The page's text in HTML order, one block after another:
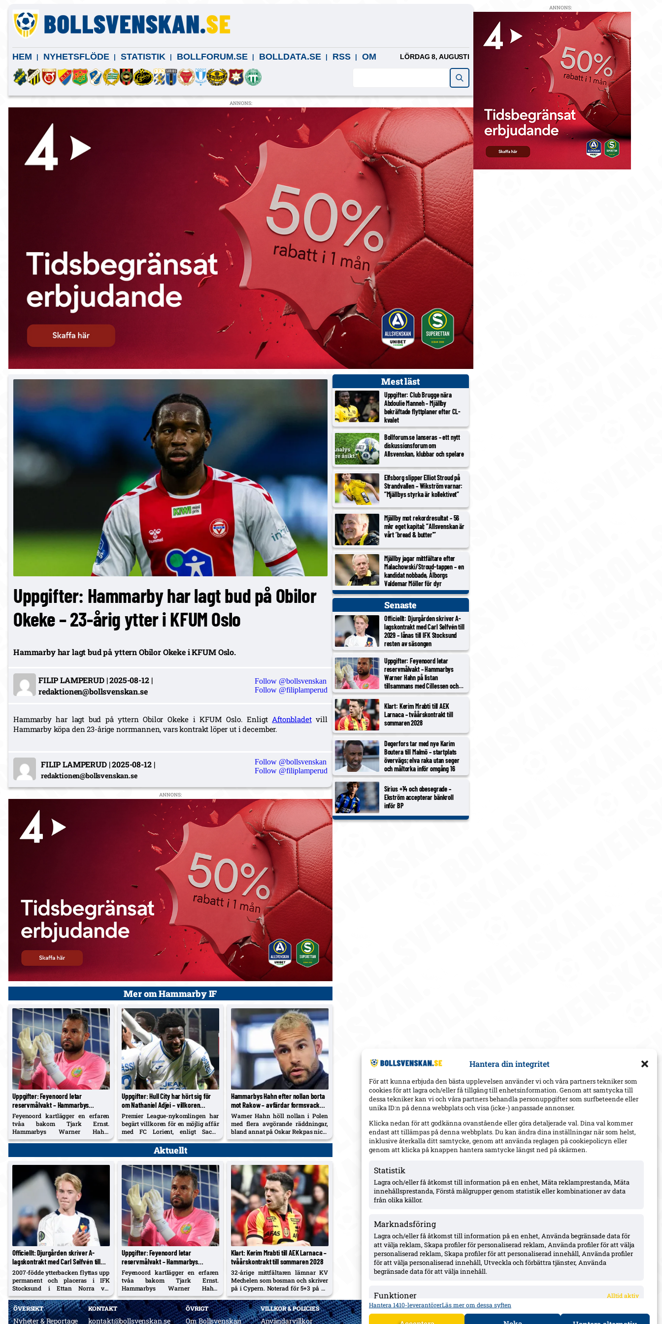
Hantera din integritet
För att kunna erbjuda den bästa upplevelsen använder vi och våra partners tekniker som
cookies för att lagra och/eller få tillgång till enhetsinformation. Genom att samtycka till
dessa tekniker kan vi och våra partners behandla personuppgifter som surfbeteende eller
unika ID:n på denna webbplats och visa (icke-) anpassade annonser.
Klicka nedan för att godkänna ovanstående eller göra detaljerade val. Dina val kommer
endast att tillämpas på denna webbplats. Du kan ändra dina inställningar när som helst,
inklusive återkalla ditt samtycke, genom att använda reglagen på cookiepolicyn eller
genom att klicka på knappen hantera samtycke längst ned på skärmen.
Statistik
Lagra och/eller få åtkomst till information på en enhet, Mäta reklamprestanda, Mäta
innehållsprestanda, Förstå målgrupper genom statistik eller kombinationer av data
från olika källor.
Marknadsföring
Lagra och/eller få åtkomst till information på en enhet, Använda begränsade data för
att välja reklam, Skapa profiler för personaliserad reklam, Använda profiler för att välja
personaliserad reklam, Skapa profiler för att personaliserad innehåll, Använda profiler
för att välja personaliserad innehåll, Utveckla och förbättra tjänster, Använda
begränsade data för att välja innehåll.
Funktioner Alltid aktiv
Matchar och kombinerar data från andra datakällor, Länka olika enheter,
Identifierar enheter baserat på information som överförs automatiskt.
Hantera 1410-leverantörerLäs mer om dessa syften
HEM NYHETSFLÖDE STATISTIK BOLLFORUM.SE BOLLDATA.SE RSS OM LÖRDAG 8, AUGUSTI
ANNONS:
Uppgifter: Hammarby har lagt bud på Obilor
Okeke – 23-årig ytter i KFUM Oslo
Hammarby har lagt bud på yttern Obilor Okeke i KFUM Oslo.
FILIP LAMPERUD|2025-08-12|
redaktionen@bollsvenskan.se
Follow @bollsvenskan
Follow @filiplamperud
Hammarby har lagt bud på yttern Obilor Okeke i KFUM Oslo. Enligt Aftonbladetvill
Hammarby köpa den 23-årige norrmannen, vars kontrakt löper ut i december.
FILIP LAMPERUD|2025-08-12|
redaktionen@bollsvenskan.se
Follow @bollsvenskan
Follow @filiplamperud
ANNONS:
Mer om Hammarby IF
Uppgifter: Feyenoord letar
reservmålvakt – Hammarbys
Warner Hahn på listan tillsammans
med Cillessen och Matheus
Feyenoord kartlägger en erfaren
tvåa bakom Tjark Ernst.
Hammarbys Warner Hahn,
kontrakterad ett år till, nämns
Uppgifter: Hull City har hört sig för
om Nathaniel Adjei – villkoren
begärda, tidigt skede
Premier League-nykomlingen har
begärt villkoren för en möjlig affär
med FC Lorient, enligt Sacha
Tavolieri. Adjei, 23, lämnade
Hammarby för Lorient och har
kontrakt till sommaren 2028.
Hammarbys Hahn efter nollan borta
mot Rakow – avfärdar formsvacka,
retur 13 augusti
Warner Hahn höll nollan i Polen
med flera avgörande räddningar,
bland annat på Oskar Rekpas nick.
Efter kritik i Allsvenskan slår han
Žalgiris/Hajduk...
Aktuellt
Officiellt: Djurgården skriver A-
lagskontrakt med Carl Selfvén till
2029 – lånas till IFK Stocksund
resten av säsongen
2007-födde ytterbacken flyttas upp
permanent och placeras i IFK
Stocksund i Ettan Norra via
samarbetsavtal med återkallelse.
A-lagsdebut på Stamford Bridge;
allsvensk debut som inhopp
hemma mot Brommapojkarna i år.
Uppgifter: Feyenoord letar
reservmålvakt – Hammarbys
Warner Hahn på listan tillsammans
med Cillessen och Matheus
Feyenoord kartlägger en erfaren
tvåa bakom Tjark Ernst.
Hammarbys Warner Hahn,
kontrakterad ett år till, nämns
bredvid kontraktslöse Jasper
Cillessen och Red Stars Matheus,
enligt nederländska uppgifter.
Klart: Kerim Mrabti till AEK Larnaca –
tvåårskontrakt till sommaren 2028
32-årige mittfältaren lämnar KV
Mechelen som bosman och skriver
på i Cypern. Noterad för 5+3 på 33
ligamatcher 2025/26.
Mest läst
Uppgifter: Club Brugge nära
Abdoulie Manneh – Mjällby
bekräftade flyttplaner efter CL-
kvalet
Bollforum.se lanseras – ett nytt
diskussionsforum om
Allsvenskan, klubbar och spelare
Elfsborg slipper Elliot Stroud på
Strandvallen – Wikström varnar:
”Mjällbys styrka är kollektivet”
Mjällby mot rekordresultat – 56
mkr eget kapital; ”Allsvenskan är
vårt ’bread & butter'”
Mjällby jagar mittfältare efter
Malachowski/Stroud-tappen – en
kandidat nobbade, Ålborgs
Valdemar Möller för dyr
Senaste
Officiellt: Djurgården skriver A-
lagskontrakt med Carl Selfvén till
2029 – lånas till IFK Stocksund
resten av säsongen
Uppgifter: Feyenoord letar
reservmålvakt – Hammarbys
Warner Hahn på listan
tillsammans med Cillessen och
Matheus
Klart: Kerim Mrabti till AEK
Larnaca – tvåårskontrakt till
sommaren 2028
Degerfors tar med nye Karim
Boutera till Malmö – startplats
övervägs; elva raka utan seger
och måltorka inför omgång 16
Sirius +14 och obesegrade –
Ekström accepterar bänkroll
inför BP
ÖVERSIKT
Nyheter & Reportage
KONTAKT
kontakt@bollsvenskan.se
ÖVRIGT
Om Bollsvenskan
VILLKOR & POLICIES
Användarvillkor
ANNONS: